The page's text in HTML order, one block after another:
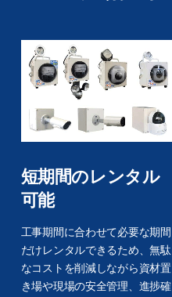
短期間のレンタル
可能
工事期間に合わせて必要な期間
だけレンタルできるため、無駄
なコストを削減しながら資材置
き場や現場の安全管理、進捗確